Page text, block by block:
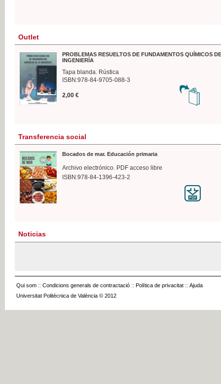
Outlet
PROBLEMAS RESUELTOS DE FUNDAMENTOS QUÍMICOS
INGENIERÍA
Tapa blanda. Rústica
ISBN:978-84-9705-088-3
2,00 €
Transferencia social
Bocados de mar. Educación primaria
Archivo electrónico. PDF acceso libre
ISBN:978-84-1396-423-2
Noticias
Qui som :: Condicions generals de contractació :: Política de privacitat :: Ajuda
Universitat Politècnica de València © 2012